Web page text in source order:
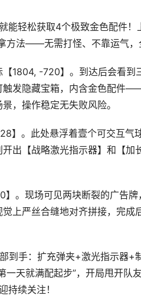
能轻松获取4个极致金色配件
方法——无需打怪、不靠运气，
1804, -720】。到达后会看
触发隐藏宝箱，内含金色配件
，操作稳定无失败风险。
】。此处悬浮着壹个可交互气
开出【战略激光指示器】和【
。现场可见两块断裂的广告
觉上严丝合缝地对齐拼接，完
到手：扩充弹夹+激光指示器
一天就满配起步”，开局甩开
持续关注！